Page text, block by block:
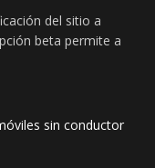
del sitio a
beta permite a
sin conductor